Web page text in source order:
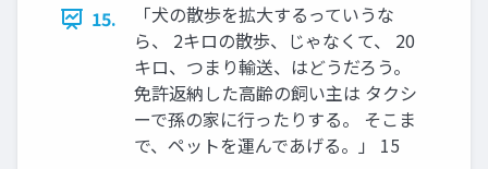
15.
「犬の散歩を拡大するっていうな
ら、 2キロの散歩、じゃなくて、 20
キロ、つまり輸送、はどうだろう。
免許返納した高齢の飼い主は タクシ
ーで孫の家に行ったりする。 そこま
で、ペットを運んであげる。」 15